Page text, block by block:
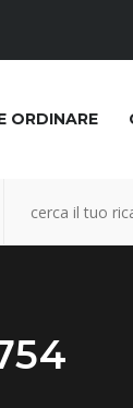
ORDINARE